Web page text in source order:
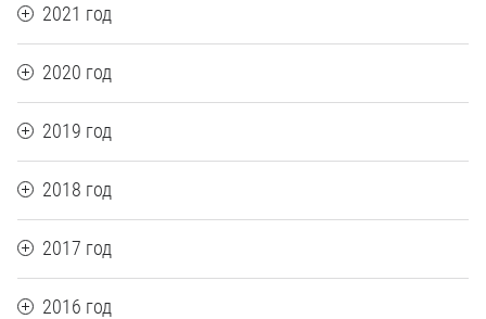
2021 год
2020 год
2019 год
2018 год
2017 год
2016 год